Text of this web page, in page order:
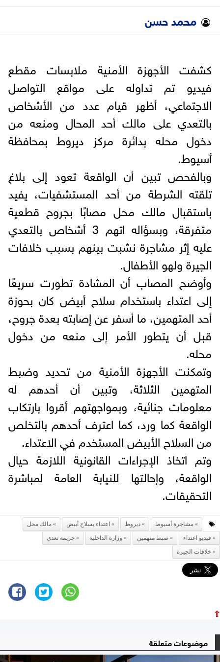
محمد حسن
كشفت الأجهزة الأمنية ملابسات مقطع
فيديو تم تداوله على مواقع التواصل
الاجتماعي، أظهر قيام عدد من الأشخاص
بالتعدي على مالك أحد المحال ومنعه من
دخول محله بدائرة مركز ديروط بمحافظة
أسيوط.
وبالفحص تبين أن الواقعة تعود إلى بلاغ
تلقته الشرطة من أحد المستشفيات، يفيد
باستقبال مالك محل مصابًا بجروح قطعية
متفرقة، وبسؤاله اتهم 3 أشخاص بالتعدي
عليه إثر مشاجرة نشبت بينهم بسبب خلافات
الجيرة ولهو الأطفال.
وأوضح المصاب أن المشادة تطورت سريعًا
إلى اعتداء باستخدام سلاح أبيض كان بحوزة
أحد المتهمين، ما أسفر عن إصابته بعدة جروح،
قبل أن يتطور الأمر إلى منعه من دخول
محله.
وتمكنت الأجهزة الأمنية من تحديد وضبط
المتهمين الثلاثة، وتبين أن أحدهم له
معلومات جنائية، وبمواجهتهم أقروا بارتكاب
الواقعة كما ورد، كما اعترف أحدهم بالتخلص
من السلاح الأبيض المستخدم في الاعتداء.
وتم اتخاذ الإجراءات القانونية اللازمة حيال
الواقعة، وإحالتها للنيابة العامة لمباشرة
التحقيقات.
مشاجرة أسيوط ديروط اعتداء بسلاح أبيض
مالك محل
فيديو اعتداء
ضبط متهمين وزارة الداخلية
جريمة تعدي
خلافات الجيرة
⇧
موضوعات متعلقة